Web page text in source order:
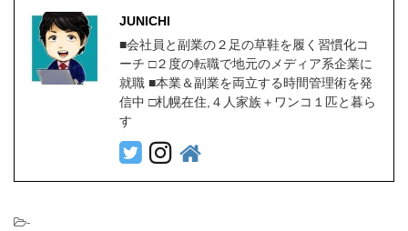
JUNICHI
■会社員と副業の２足の草鞋を履く習慣化コ
ーチ □２度の転職で地元のメディア系企業に
就職 ■本業＆副業を両立する時間管理術を発
信中 □札幌在住,４人家族＋ワンコ１匹と暮ら
す
-